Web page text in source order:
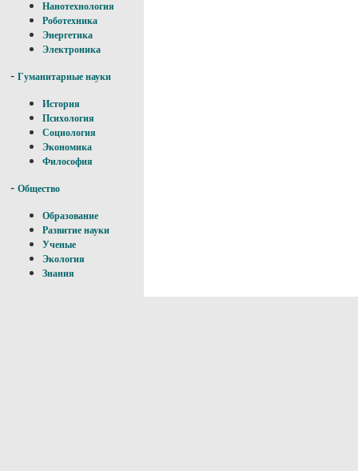
Нанотехнология
Роботехника
Энергетика
Электроника
- Гуманитарные науки
История
Психология
Социология
Экономика
Философия
- Общество
Образование
Развитие науки
Ученые
Экология
Знания